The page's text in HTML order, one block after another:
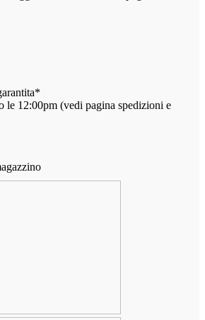
le 12:00pm (vedi pagina spedizioni e